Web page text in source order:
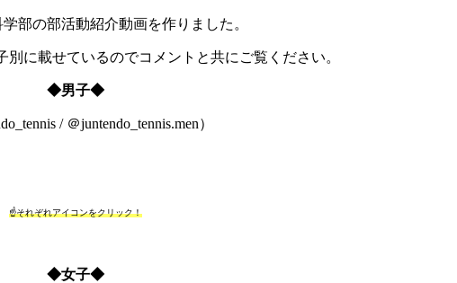
部の部活動紹介動画を作りました。
別に載せているのでコメントと共にご覧ください。
◆男子◆
/ ＠juntendo_tennis.men）
☝それぞれアイコンをクリック！
◆女子◆